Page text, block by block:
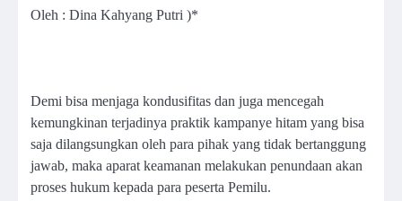
Oleh : Dina Kahyang Putri )*
Demi bisa menjaga kondusifitas dan juga mencegah
kemungkinan terjadinya praktik kampanye hitam yang bisa
saja dilangsungkan oleh para pihak yang tidak bertanggung
jawab, maka aparat keamanan melakukan penundaan akan
proses hukum kepada para peserta Pemilu.